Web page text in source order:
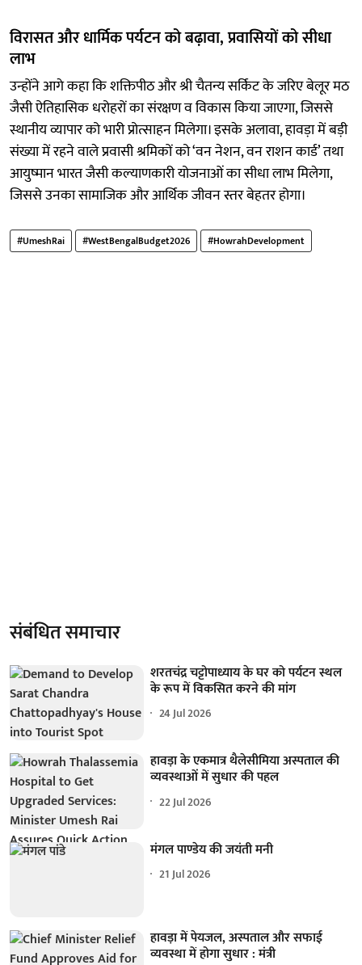
विरासत और धार्मिक पर्यटन को बढ़ावा, प्रवासियों को सीधा
लाभ
उन्होंने आगे कहा कि शक्तिपीठ और श्री चैतन्य सर्किट के जरिए बेलूर मठ
जैसी ऐतिहासिक धरोहरों का संरक्षण व विकास किया जाएगा, जिससे
स्थानीय व्यापार को भारी प्रोत्साहन मिलेगा। इसके अलावा, हावड़ा में बड़ी
संख्या में रहने वाले प्रवासी श्रमिकों को ‘वन नेशन, वन राशन कार्ड’ तथा
आयुष्मान भारत जैसी कल्याणकारी योजनाओं का सीधा लाभ मिलेगा,
जिससे उनका सामाजिक और आर्थिक जीवन स्तर बेहतर होगा।
#UmeshRai #WestBengalBudget2026 #HowrahDevelopment
संबंधित समाचार
शरतचंद्र चट्टोपाध्याय के घर को पर्यटन स्थल
के रूप में विकसित करने की मांग
24 Jul 2026
हावड़ा के एकमात्र थैलेसीमिया अस्पताल की
व्यवस्थाओं में सुधार की पहल
22 Jul 2026
मंगल पाण्डेय की जयंती मनी
21 Jul 2026
हावड़ा में पेयजल, अस्पताल और सफाई
व्यवस्था में होगा सुधार : मंत्री